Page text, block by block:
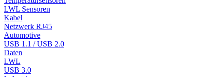
LWL Sensoren
Kabel
Netzwerk RJ45
Automotive
USB 1.1 / USB 2.0
Daten
LWL
USB 3.0